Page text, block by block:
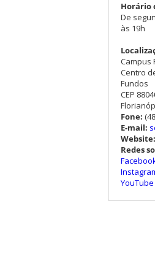
Horário
De
às 19h
Campus
Centro
Fundos
CEP
Fone:
E-mail:
Website:
Redes
YouTube